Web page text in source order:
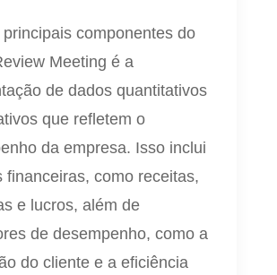
principais componentes do
Meeting é a
de dados quantitativos
que refletem o
da empresa. Isso inclui
financeiras, como receitas,
e lucros, além de
de desempenho, como a
do cliente e a eficiência